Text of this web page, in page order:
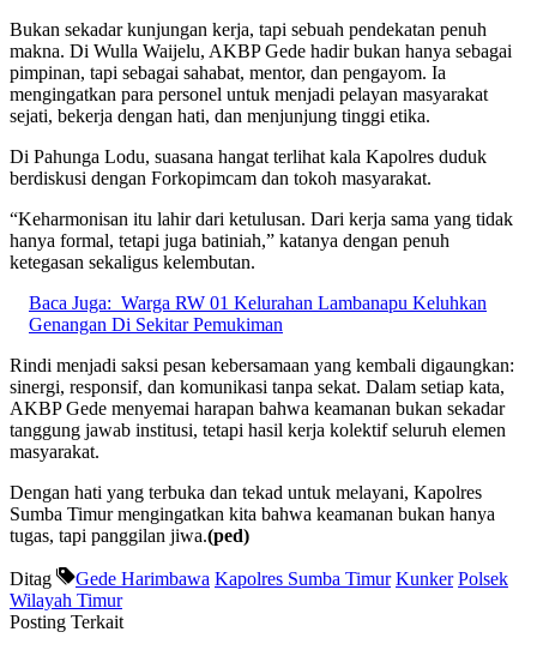
Bukan sekadar kunjungan kerja, tapi sebuah pendekatan penuh
makna. Di Wulla Waijelu, AKBP Gede hadir bukan hanya sebagai
pimpinan, tapi sebagai sahabat, mentor, dan pengayom. Ia
mengingatkan para personel untuk menjadi pelayan masyarakat
sejati, bekerja dengan hati, dan menjunjung tinggi etika.
Di Pahunga Lodu, suasana hangat terlihat kala Kapolres duduk
berdiskusi dengan Forkopimcam dan tokoh masyarakat.
“Keharmonisan itu lahir dari ketulusan. Dari kerja sama yang tidak
hanya formal, tetapi juga batiniah,” katanya dengan penuh
ketegasan sekaligus kelembutan.
Baca Juga: Warga RW 01 Kelurahan Lambanapu Keluhkan
Genangan Di Sekitar Pemukiman
Rindi menjadi saksi pesan kebersamaan yang kembali digaungkan:
sinergi, responsif, dan komunikasi tanpa sekat. Dalam setiap kata,
AKBP Gede menyemai harapan bahwa keamanan bukan sekadar
tanggung jawab institusi, tetapi hasil kerja kolektif seluruh elemen
masyarakat.
Dengan hati yang terbuka dan tekad untuk melayani, Kapolres
Sumba Timur mengingatkan kita bahwa keamanan bukan hanya
tugas, tapi panggilan jiwa.(ped)
Ditag Gede Harimbawa Kapolres Sumba Timur Kunker Polsek
Wilayah Timur
Posting Terkait